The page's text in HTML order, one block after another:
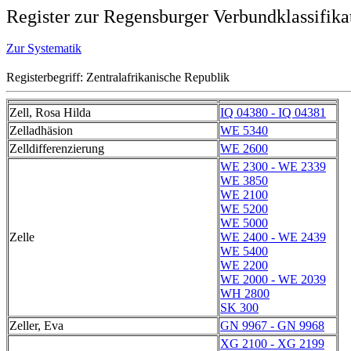
Register zur Regensburger
Zur Systematik
Registerbegriff: Zentralafrikanische Republik
Zell, Rosa Hilda
IQ 04380 - IQ 04381
Zelladhäsion
WE 5340
Zelldifferenzierung
WE 2600
Zelle
WE 2300 - WE 2339
WE 3850
WE 2100
WE 5200
WE 5000
WE 2400 - WE 2439
WE 5400
WE 2200
WE 2000 - WE 2039
WH 2800
SK 300
Zeller, Eva
GN 9967 - GN 9968
XG 2100 - XG 2199